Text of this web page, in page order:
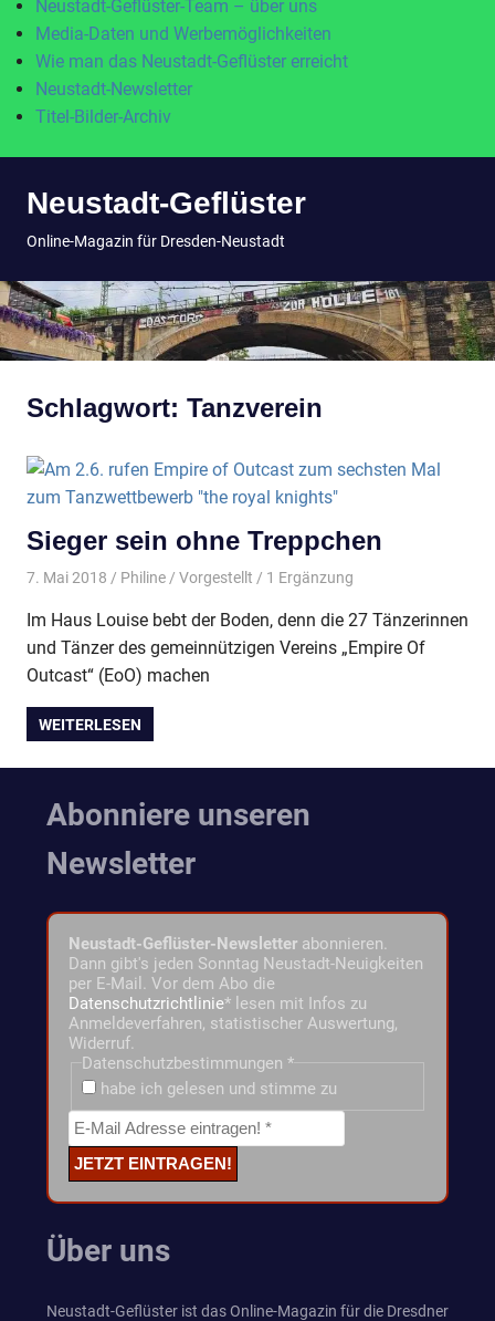
Neustadt-Geflüster-Team – über uns
Media-Daten und Werbemöglichkeiten
Wie man das Neustadt-Geflüster erreicht
Neustadt-Newsletter
Titel-Bilder-Archiv
InhaltNeustadt-Geflüster
Online-Magazin für Dresden-Neustadt
Schlagwort: Tanzverein
Sieger sein ohne Treppchen
7. Mai 2018 Philine Vorgestellt / 1 Ergänzung
Im Haus Louise bebt der Boden, denn die 27 Tänzerinnen
und Tänzer des gemeinnützigen Vereins „Empire Of
Outcast“ (EoO) machen
WEITERLESEN
Abonniere unseren
Newsletter
Neustadt-Geflüster-Newsletter abonnieren.
Dann gibt's jeden Sonntag Neustadt-Neuigkeiten
per E-Mail. Vor dem Abo die
Datenschutzrichtlinie* lesen mit Infos zu
Anmeldeverfahren, statistischer Auswertung,
Widerruf.
Datenschutzbestimmungen *
habe ich gelesen und stimme zu
Über uns
Neustadt-Geflüster ist das Online-Magazin für die Dresdner